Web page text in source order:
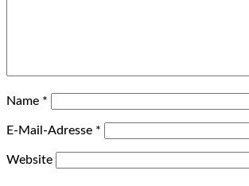
Name *
E-Mail-Adresse *
Website